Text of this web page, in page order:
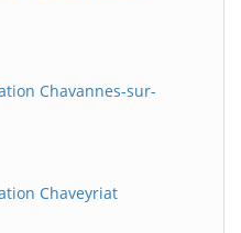
Chavannes-sur-
Chaveyriat